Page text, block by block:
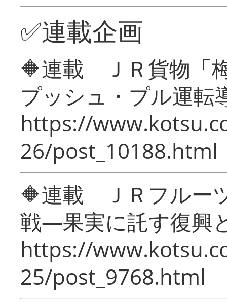
✅連載企画
🔶連載 ＪＲ貨物「
プッシュ・プル運転
https://
26/post_10188.html
🔶連載 ＪＲフルー
戦―果実に託す復興
https://
25/post_9768.html